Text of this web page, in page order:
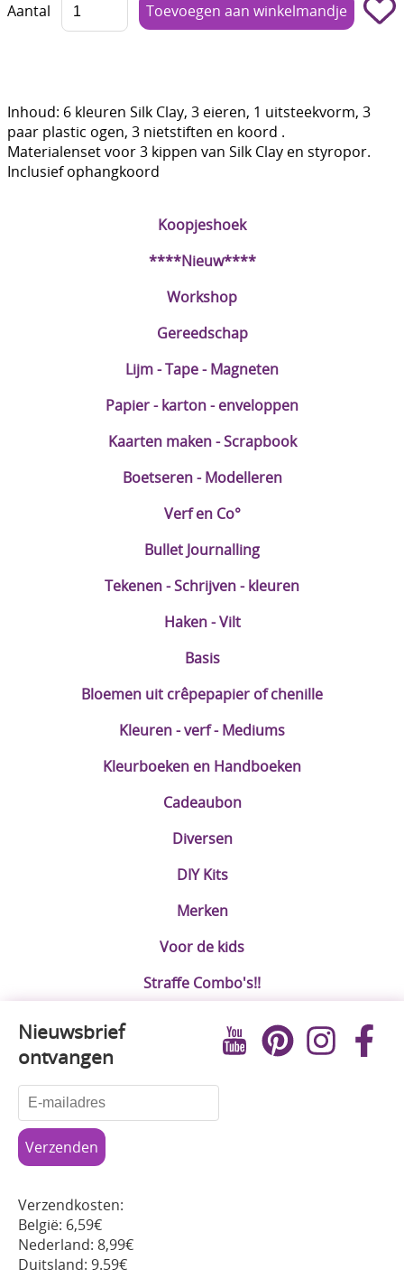
Cadeaubon
Merken
Voor de kids
Koopjeshoek
****Nieuw****
Workshop
Gereedschap
Lijm - Tape - Magneten
Papier - karton - enveloppen
Kaarten maken - Scrapbook
Boetseren - Modelleren
Verf en Co°
Bullet Journalling
Tekenen - Schrijven - kleuren
Haken - Vilt
Basis
Bloemen uit crêpepapier of chenille
Kleuren - verf - Mediums
Kleurboeken en Handboeken
Cadeaubon
Diversen
DIY Kits
Merken
Voor de kids
Straffe Combo's!!
Aantal
Inhoud: 6 kleuren Silk Clay, 3 eieren, 1 uitsteekvorm, 3
paar plastic ogen, 3 nietstiften en koord .
Materialenset voor 3 kippen van Silk Clay en styropor.
Inclusief ophangkoord
Nieuwsbrief
ontvangen
Verzendkosten:
België: 6,59€
Nederland: 8,99€
Duitsland: 9.59€